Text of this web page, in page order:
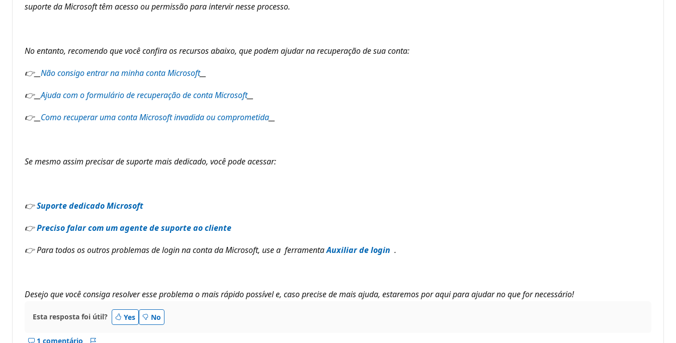
suporte da Microsoft têm acesso ou permissão para intervir nesse processo.
No entanto, recomendo que você confira os recursos abaixo, que podem ajudar na recuperação de sua conta:
👉__ Não consigo entrar na minha conta Microsoft__
👉__Ajuda com o formulário de recuperação de conta Microsoft__
👉__ Como recuperar uma conta Microsoft invadida ou comprometida
Se mesmo assim precisar de suporte mais dedicado, você pode acessar:
👉Suporte dedicado Microsoft
👉Preciso falar com um agente de suporte ao cliente
👉 Para todos os outros problemas de login na conta da Microsoft, use a ferramentaAuxiliar de login .
Desejo que você consiga resolver esse problema o mais rápido possível e, caso precise de mais ajuda, estaremos por aqui para ajudar no que for necessário!
Esta resposta foi útil? Yes No
1 comentário